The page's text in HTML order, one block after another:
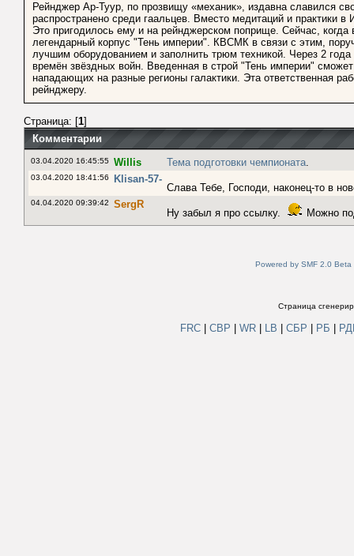
Рейнджер Ар-Туур, по прозвищу «механик», издавна славился
распространено среди гаальцев. Вместо медитаций и практики
Это пригодилось ему и на рейнджерском поприще. Сейчас,
легендарный корпус "Тень империи". КВСМК в связи с этим,
лучшим оборудованием и заполнить трюм техникой. Через 2
времён звёздных войн. Введенная в строй "Тень империи"
нападающих на разные регионы галактики. Эта ответственная
рейнджеру.
Страница: [1]
Комментарии
03.04.2020 16:45:55 Willis Тема подготовки чемпионата.
03.04.2020 18:41:56 Klisan-57-
Слава Тебе, Господи, наконец-то в
04.04.2020 09:39:42 SergR
Ну забыл я про ссылку. Можно
Powered by SMF 2.0 Beta
Страница
FRC СВР WR LB СБР РБ